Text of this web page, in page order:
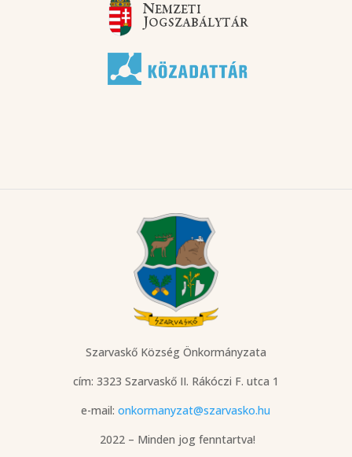
Szarvaskő Község Önkormányzata
cím: 3323 Szarvaskő II. Rákóczi F. utca 1
e-mail:onkormanyzat@szarvasko.hu
2022 – Minden jog fenntartva!